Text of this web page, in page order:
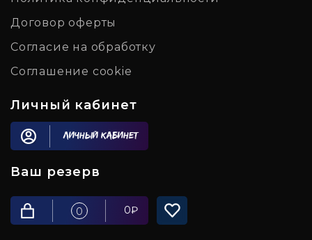
Договор оферты
Согласие на обработку
Соглашение cookie
Личный кабинет
Личный кабинет
Ваш резерв
0 0₽